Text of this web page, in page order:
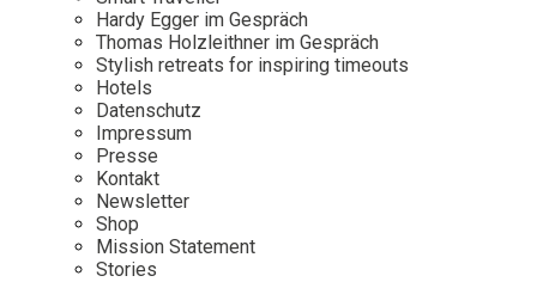
Hardy Egger im Gespräch
Thomas Holzleithner im Gespräch
Stylish retreats for inspiring timeouts
Hotels
Datenschutz
Impressum
Presse
Kontakt
Newsletter
Shop
Mission Statement
Stories